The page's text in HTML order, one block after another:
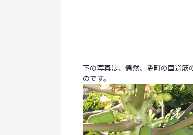
下の写真は、偶然、隣町の国道筋
のです。